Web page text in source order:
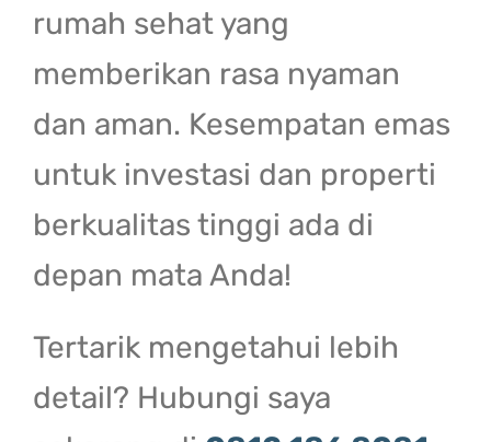
rumah sehat yang
memberikan rasa nyaman
dan aman. Kesempatan emas
untuk investasi dan properti
berkualitas tinggi ada di
depan mata Anda!
Tertarik mengetahui lebih
detail? Hubungi saya